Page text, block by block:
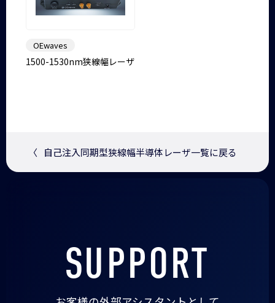
OEwaves
1500-1530nm狭線幅レーザ
〈 自己注入同期型狭線幅半導体レーザ一覧に戻る
SUPPORT